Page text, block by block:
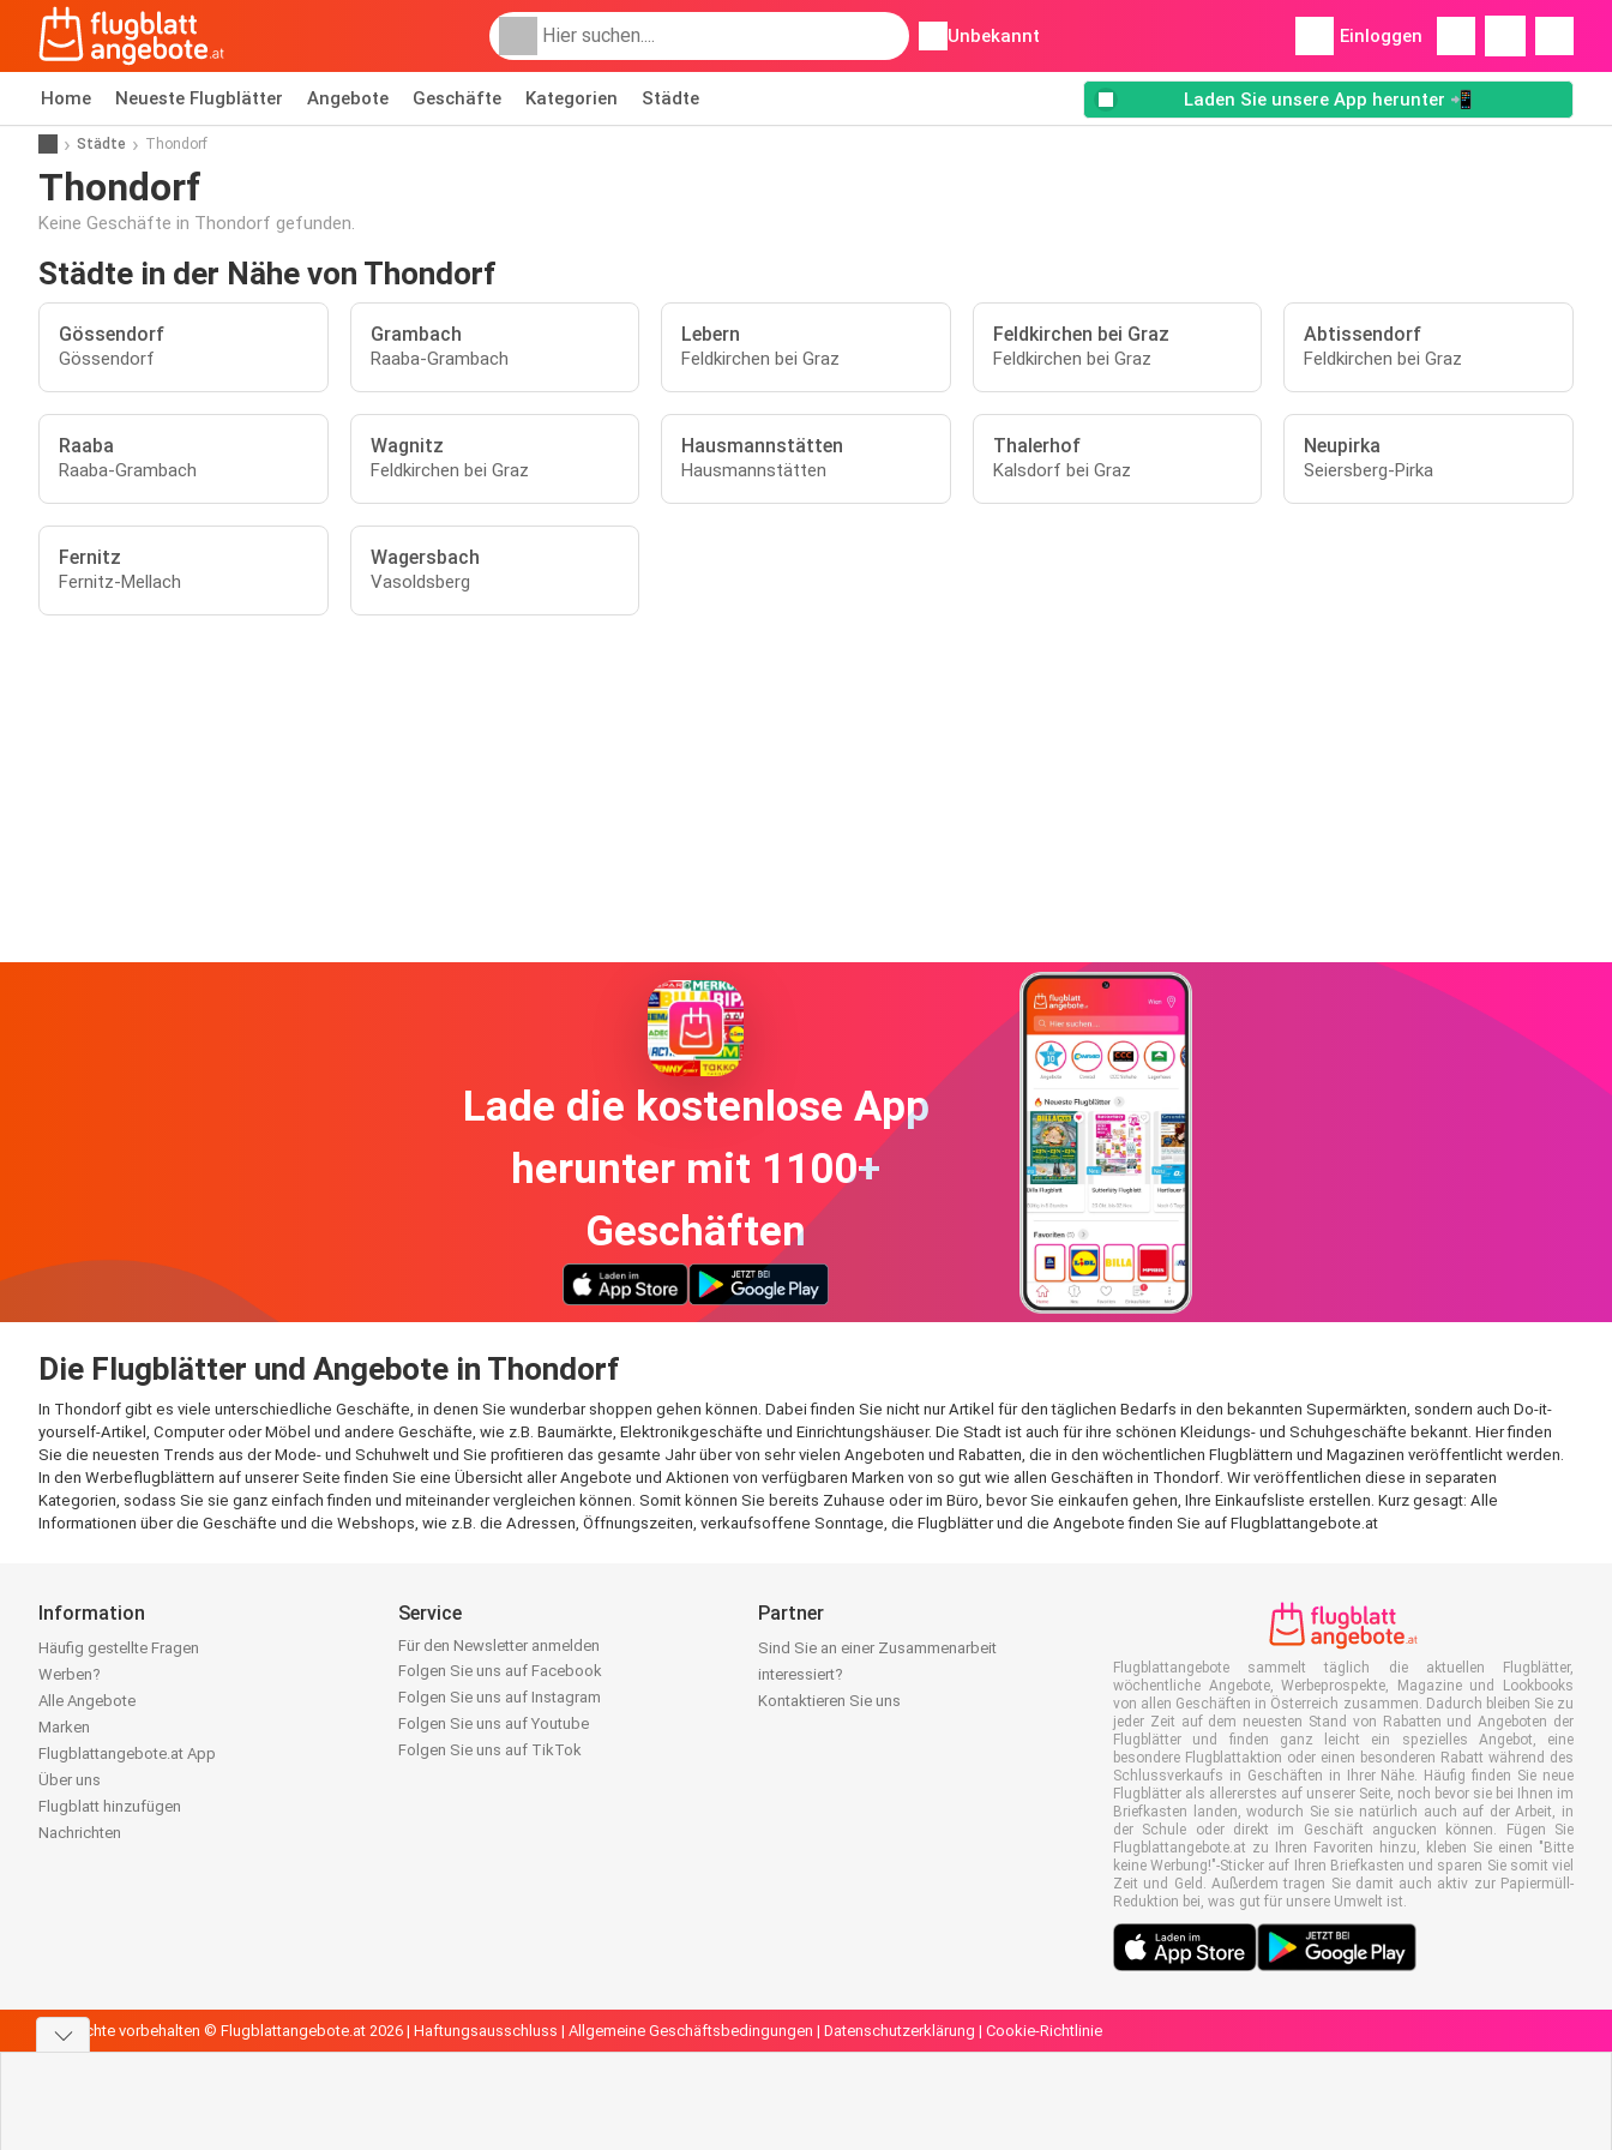
Unbekannt Einloggen
Home Neueste Flugblätter Angebote Geschäfte Kategorien Städte Laden Sie unsere App herunter 📲
Städte Thondorf
Thondorf
Keine Geschäfte in Thondorf gefunden.
Städte in der Nähe von Thondorf
Gössendorf
Gössendorf
Grambach
Raaba-Grambach
Lebern
Feldkirchen bei Graz
Feldkirchen bei Graz
Feldkirchen bei Graz
Abtissendorf
Feldkirchen bei Graz
Raaba
Raaba-Grambach
Wagnitz
Feldkirchen bei Graz
Hausmannstätten
Hausmannstätten
Thalerhof
Kalsdorf bei Graz
Neupirka
Seiersberg-Pirka
Fernitz
Fernitz-Mellach
Wagersbach
Vasoldsberg
Lade die kostenlose App
herunter mit 1100+
Geschäften
Die Flugblätter und Angebote in Thondorf
In Thondorf gibt es viele unterschiedliche Geschäfte, in denen Sie wunderbar shoppen gehen können. Dabei finden Sie nicht nur Artikel für den täglichen Bedarfs in den bekannten Supermärkten, sondern auch Do-it-
yourself-Artikel, Computer oder Möbel und andere Geschäfte, wie z.B. Baumärkte, Elektronikgeschäfte und Einrichtungshäuser. Die Stadt ist auch für ihre schönen Kleidungs- und Schuhgeschäfte bekannt. Hier finden
Sie die neuesten Trends aus der Mode- und Schuhwelt und Sie profitieren das gesamte Jahr über von sehr vielen Angeboten und Rabatten, die in den wöchentlichen Flugblättern und Magazinen veröffentlicht werden.
In den Werbeflugblättern auf unserer Seite finden Sie eine Übersicht aller Angebote und Aktionen von verfügbaren Marken von so gut wie allen Geschäften in Thondorf. Wir veröffentlichen diese in separaten
Kategorien, sodass Sie sie ganz einfach finden und miteinander vergleichen können. Somit können Sie bereits Zuhause oder im Büro, bevor Sie einkaufen gehen, Ihre Einkaufsliste erstellen. Kurz gesagt: Alle
Informationen über die Geschäfte und die Webshops, wie z.B. die Adressen, Öffnungszeiten, verkaufsoffene Sonntage, die Flugblätter und die Angebote finden Sie auf Flugblattangebote.at
Information
Häufig gestellte Fragen
Werben?
Alle Angebote
Marken
Flugblattangebote.at App
Über uns
Flugblatt hinzufügen
Nachrichten
Service
Für den Newsletter anmelden
Folgen Sie uns auf Facebook
Folgen Sie uns auf Instagram
Folgen Sie uns auf Youtube
Folgen Sie uns auf TikTok
Partner
Sind Sie an einer Zusammenarbeit
interessiert?
Kontaktieren Sie uns
Flugblattangebote sammelt täglich die aktuellen Flugblätter,
wöchentliche Angebote, Werbeprospekte, Magazine und Lookbooks
von allen Geschäften in Österreich zusammen. Dadurch bleiben Sie zu
jeder Zeit auf dem neuesten Stand von Rabatten und Angeboten der
Flugblätter und finden ganz leicht ein spezielles Angebot, eine
besondere Flugblattaktion oder einen besonderen Rabatt während des
Schlussverkaufs in Geschäften in Ihrer Nähe. Häufig finden Sie neue
Flugblätter als allererstes auf unserer Seite, noch bevor sie bei Ihnen im
Briefkasten landen, wodurch Sie sie natürlich auch auf der Arbeit, in
der Schule oder direkt im Geschäft angucken können. Fügen Sie
Flugblattangebote.at zu Ihren Favoriten hinzu, kleben Sie einen "Bitte
keine Werbung!"-Sticker auf Ihren Briefkasten und sparen Sie somit viel
Zeit und Geld. Außerdem tragen Sie damit auch aktiv zur Papiermüll-
Reduktion bei, was gut für unsere Umwelt ist.
Alle Rechte vorbehalten © Flugblattangebote.at 2026 | Haftungsausschluss | Allgemeine Geschäftsbedingungen | Datenschutzerklärung | Cookie-Richtlinie